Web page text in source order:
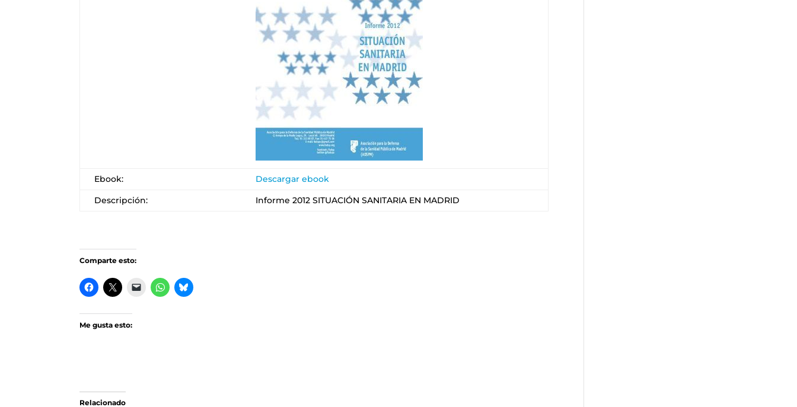
Ebook:
Descargar ebook
Descripción:
Informe 2012 SITUACIÓN SANITARIA EN MADRID
Comparte esto:
Me gusta esto:
Relacionado